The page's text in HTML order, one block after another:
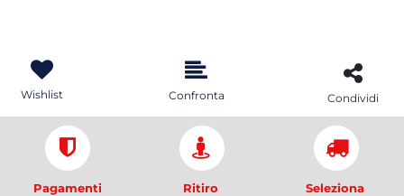
Wishlist Confronta Condividi
Pagamenti
Ritiro
Seleziona